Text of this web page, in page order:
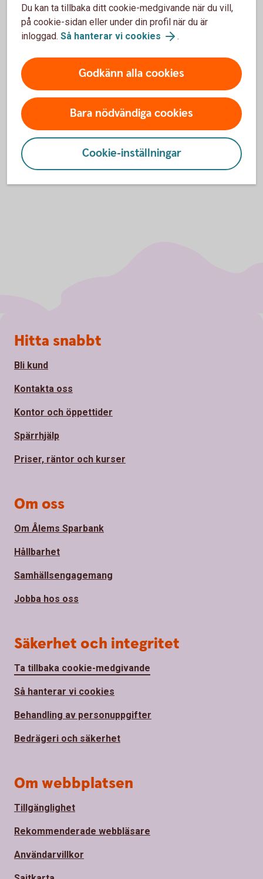
Har du
prenumerationstjänster?
Har du prenumerationstjänster, exempelvis iTunes
eller Spotify, kom då ihåg att meddela ditt nya
kortnummer.
Du kan ta tillbaka ditt cookie-medgivande när du vill,
på cookie-sidan eller under din profil när du är
inloggad. Så hanterar vi cookies .
Godkänn alla cookies
Bara nödvändiga cookies
Cookie-inställningar
Sidfot
Hitta snabbt
Bli kund
Kontakta oss
Kontor och öppettider
Spärrhjälp
Priser, räntor och kurser
Om oss
Om Ålems Sparbank
Hållbarhet
Samhällsengagemang
Jobba hos oss
Säkerhet och integritet
Ta tillbaka cookie-medgivande
Så hanterar vi cookies
Behandling av personuppgifter
Bedrägeri och säkerhet
Om webbplatsen
Tillgänglighet
Rekommenderade webbläsare
Användarvillkor